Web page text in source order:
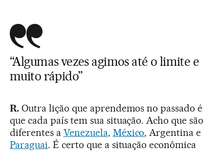
“Algumas vezes agimos até o limite e
muito rápido”
R. Outra lição que aprendemos no passado é
que cada país tem sua situação. Acho que são
diferentes a Venezuela, México, Argentina e
Paraguai. É certo que a situação econômica